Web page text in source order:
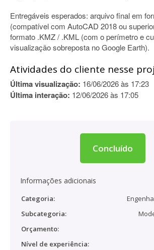
Entregáveis esperados: arquivo final em
(compatível com AutoCAD 2018 ou
formato .KMZ / .KML (com o perímetro e
visualização sobreposta no Google Earth).
Atividades do cliente nesse
Última visualização: 16/06/2026 às 17:23
Última interação: 12/06/2026 às 17:05
Concluído
Informações adicionais
Categoria:
Subcategoria:
Orçamento:
Nível de experiência: